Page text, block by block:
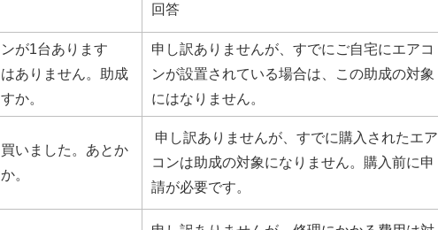
回答
が1台あります
ありません。助成
か。
申し訳ありませんが、すでにご自宅にエアコ
ンが設置されている場合は、この助成の対象
にはなりません。
いました。あとか
。
申し訳ありませんが、すでに購入されたエア
コンは助成の対象になりません。購入前に申
請が必要です。